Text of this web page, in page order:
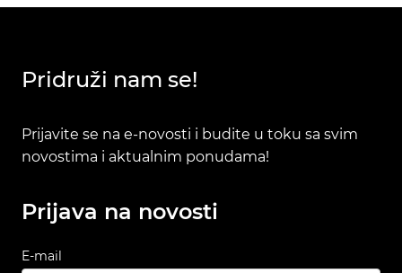
Pridruži nam se!
Prijavite se na e-novosti i budite u toku sa svim
novostima i aktualnim ponudama!
Prijava na novosti
E-mail